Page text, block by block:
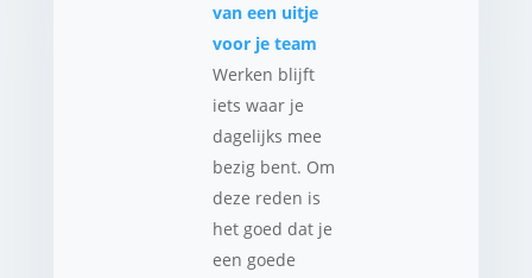
van een uitje
voor je team
Werken blijft
iets waar je
dagelijks mee
bezig bent. Om
deze reden is
het goed dat je
een goede